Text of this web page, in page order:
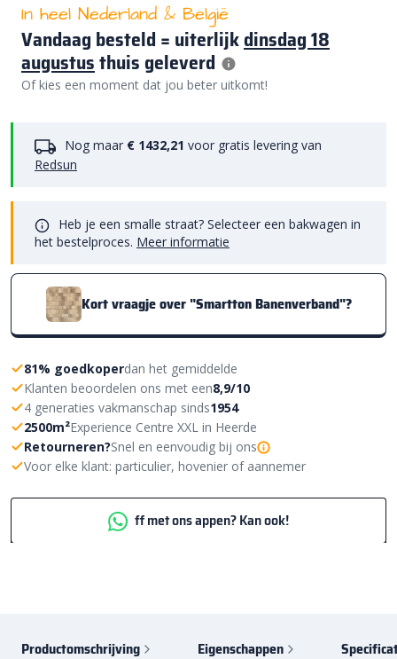
In heel Nederland & België
Vandaag besteld = uiterlijkdinsdag 18
augustusthuis geleverd
Of kies een moment dat jou beter uitkomt!
Nog maar € 1432,21 voor gratis levering van
Redsun
Heb je een smalle straat? Selecteer een bakwagen in
het bestelproces. Meer informatie
Kort vraagje over "Smartton Banenverband"?
81% goedkoperdan het gemiddelde
Klanten beoordelen ons met een8,9/10
4 generaties vakmanschap sinds1954
2500m²Experience Centre XXL in Heerde
Retourneren?Snel en eenvoudig bij ons
Voor elke klant: particulier, hovenier of aannemer
ff met ons appen? Kan ook!
Productomschrijving Eigenschappen